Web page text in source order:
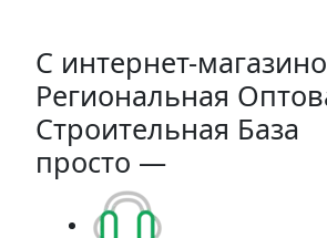
C интернет-
Региональная
Строительная База
просто —